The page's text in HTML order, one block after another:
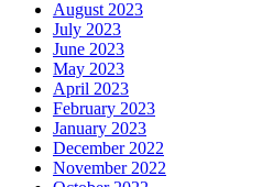
August 2023
July 2023
June 2023
May 2023
April 2023
February 2023
January 2023
December 2022
November 2022